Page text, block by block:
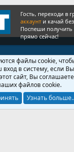
и правила
Помощь
® © 2010-2026 XenForo
приватной
© 2026 XenForo Ltd.
Гость, переходи в
аккаунт и качай
Поспеши получить
прямо сейчас!
файлы cookie,
в систему, если
сайт, Вы
файлов cookie.
Узнать